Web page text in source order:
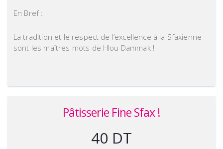
En Bref :
La tradition et le respect de l’excellence à la Sfaxienne
sont les maîtres mots de Hlou Dammak !
Pâtisserie Fine Sfax !
40 DT